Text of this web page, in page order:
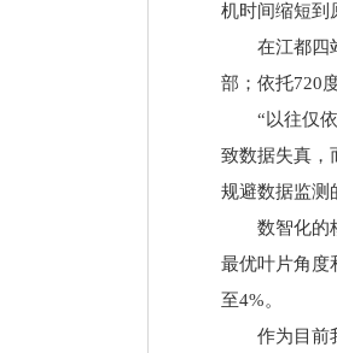
机时间缩短到
在江都四
部；依托720
“以往仅
致数据失真，
规避数据监测
数智化的
最优叶片角度
至4%。
作为目前